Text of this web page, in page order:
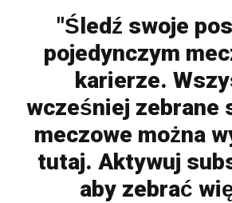
"Śledź swoje
pojedynczym
karierze.
wcześniej zebrane
meczowe można
tutaj. Aktywuj
aby zebrać